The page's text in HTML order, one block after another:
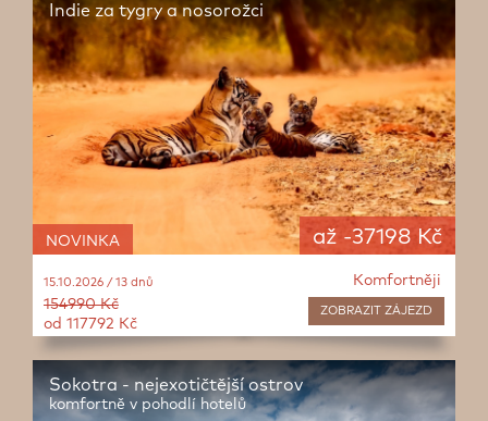
NOVINKA až -37198 Kč
Indie za tygry a nosorožci
Komfortněji
ZOBRAZIT ZÁJEZD
15.10.2026 / 13 dnů
154990 Kč
od 117792 Kč
Sokotra - nejexotičtější ostrov
komfortně v pohodlí hotelů